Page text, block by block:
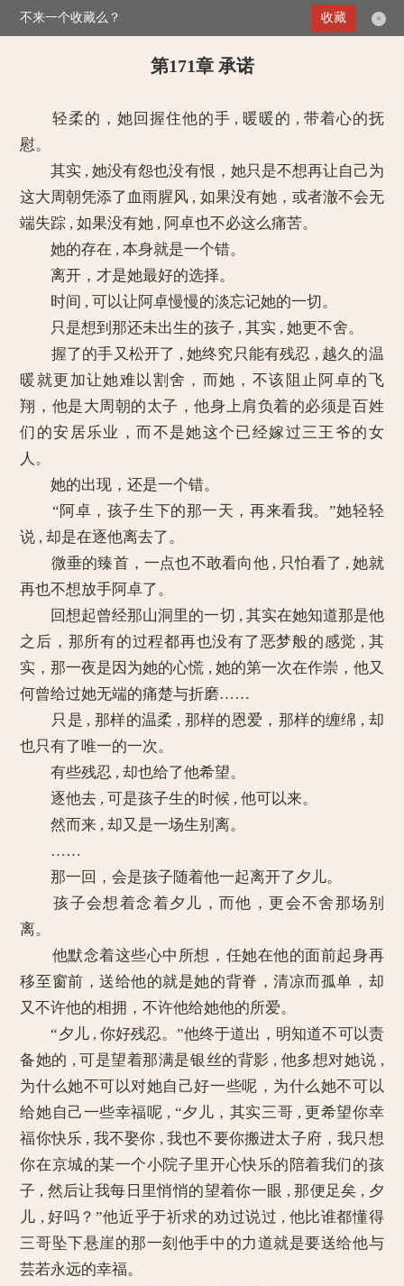
>媚倾天下：妖孽王爷别乱来 第171章 承诺
第171章 承诺
轻柔的，她回握住他的手 , 暖暖的 , 带着心的抚
慰。
其实 , 她没有怨也没有恨，她只是不想再让自己为
这大周朝凭添了血雨腥风 , 如果没有她，或者澈不会无
端失踪 , 如果没有她 , 阿卓也不必这么痛苦。
她的存在 , 本身就是一个错。
离开，才是她最好的选择。
时间 , 可以让阿卓慢慢的淡忘记她的一切。
只是想到那还未出生的孩子 , 其实 , 她更不舍。
握了的手又松开了 , 她终究只能有残忍 , 越久的温
暖就更加让她难以割舍，而她，不该阻止阿卓的飞
翔，他是大周朝的太子，他身上肩负着的必须是百姓
们的安居乐业，而不是她这个已经嫁过三王爷的女
人。
她的出现，还是一个错。
“阿卓，孩子生下的那一天，再来看我。”她轻轻
说 , 却是在逐他离去了。
微垂的臻首，一点也不敢看向他 , 只怕看了 , 她就
再也不想放手阿卓了。
回想起曾经那山洞里的一切 , 其实在她知道那是他
之后，那所有的过程都再也没有了恶梦般的感觉 , 其
实，那一夜是因为她的心慌 , 她的第一次在作崇，他又
何曾给过她无端的痛楚与折磨……
只是 , 那样的温柔 , 那样的恩爱，那样的缠绵 , 却
也只有了唯一的一次。
有些残忍 , 却也给了他希望。
逐他去 , 可是孩子生的时候 , 他可以来。
然而来 , 却又是一场生别离。
……
那一回，会是孩子随着他一起离开了夕儿。
孩子会想着念着夕儿，而他，更会不舍那场别
离。
他默念着这些心中所想，任她在他的面前起身再
移至窗前，送给他的就是她的背脊，清凉而孤单，却
又不许他的相拥，不许他给她他的所爱。
“夕儿 , 你好残忍。”他终于道出，明知道不可以责
备她的 , 可是望着那满是银丝的背影 , 他多想对她说 ,
为什么她不可以对她自己好一些呢，为什么她不可以
给她自己一些幸福呢 , “夕儿，其实三哥 , 更希望你幸
福你快乐 , 我不娶你 , 我也不要你搬进太子府，我只想
你在京城的某一个小院子里开心快乐的陪着我们的孩
子 , 然后让我每日里悄悄的望着你一眼 , 那便足矣 , 夕
儿 , 好吗？”他近乎于祈求的劝过说过 , 他比谁都懂得
三哥坠下悬崖的那一刻他手中的力道就是要送给他与
芸若永远的幸福。
不来一个收藏么？ ×
收藏